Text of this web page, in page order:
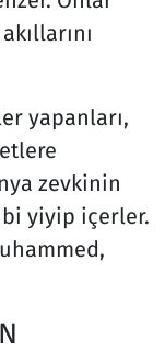
yapanları,
zevkinin
yiyip içerler.